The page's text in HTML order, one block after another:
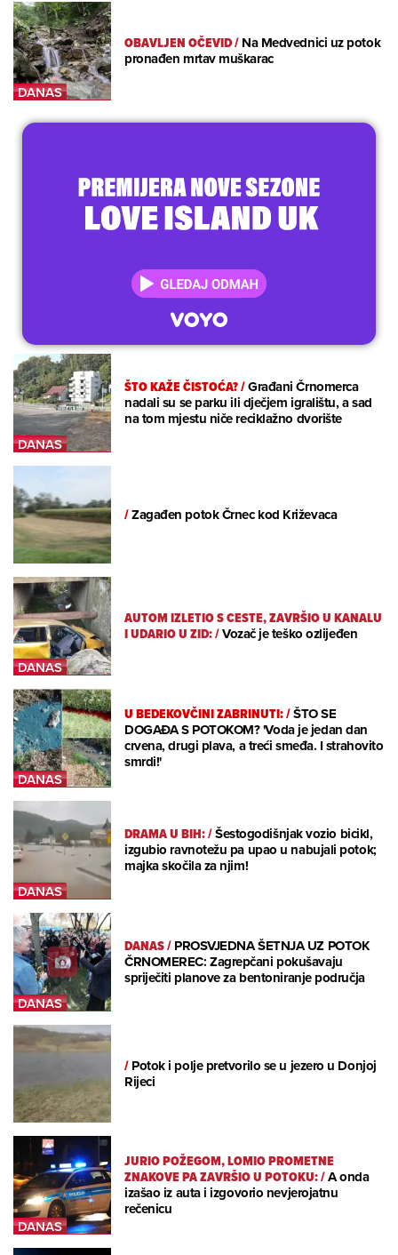
OBAVLJEN OČEVID/Na Medvednici uz potok
pronađen mrtav muškarac
ŠTO KAŽE ČISTOĆA?/Građani Črnomerca
nadali su se parku ili dječjem igralištu, a sad
na tom mjestu niče reciklažno dvorište
/Zagađen potok Črnec kod Križevaca
AUTOM IZLETIO S CESTE, ZAVRŠIO U KANALU
I UDARIO U ZID:/Vozač je teško ozlijeđen
U BEDEKOVČINI ZABRINUTI:/ŠTO SE
DOGAĐA S POTOKOM? 'Voda je jedan dan
crvena, drugi plava, a treći smeđa. I strahovito
smrdi!'
DRAMA U BIH:/Šestogodišnjak vozio bicikl,
izgubio ravnotežu pa upao u nabujali potok;
majka skočila za njim!
DANAS/PROSVJEDNA ŠETNJA UZ POTOK
ČRNOMEREC: Zagrepčani pokušavaju
spriječiti planove za bentoniranje područja
/Potok i polje pretvorilo se u jezero u Donjoj
Rijeci
JURIO POŽEGOM, LOMIO PROMETNE
ZNAKOVE PA ZAVRŠIO U POTOKU:/A onda
izašao iz auta i izgovorio nevjerojatnu
rečenicu